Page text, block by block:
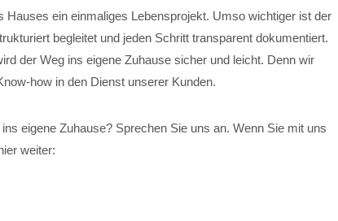
Hauses ein einmaliges Lebensprojekt. Umso wichtiger ist der
begleitet und jeden Schritt transparent dokumentiert.
der Weg ins eigene Zuhause sicher und leicht. Denn wir
how in den Dienst unserer Kunden.
eigene Zuhause? Sprechen Sie uns an. Wenn Sie mit uns
weiter: